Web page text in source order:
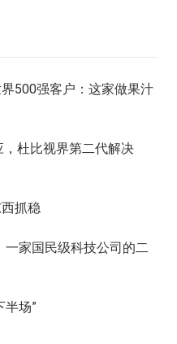
500强客户：这家做果汁
，杜比视界第二代解决
抓稳
一家国民级科技公司的二
半场”